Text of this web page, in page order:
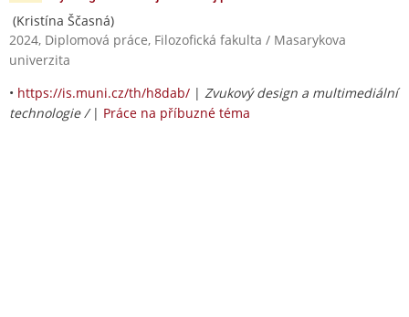
(Kristína Ščasná)
2024, Diplomová práce, Filozofická fakulta / Masarykova
univerzita
• https://is.muni.cz/th/h8dab/ | Zvukový design a multimediální
technologie / | Práce na příbuzné téma